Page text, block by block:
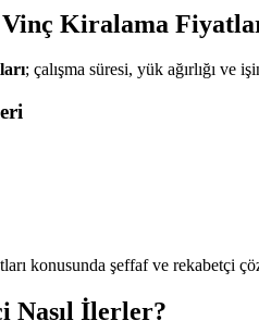
Kiralama
; çalışma süresi, yük ağırlığı ve
konusunda şeffaf ve rekabetçi
Nasıl İlerler?